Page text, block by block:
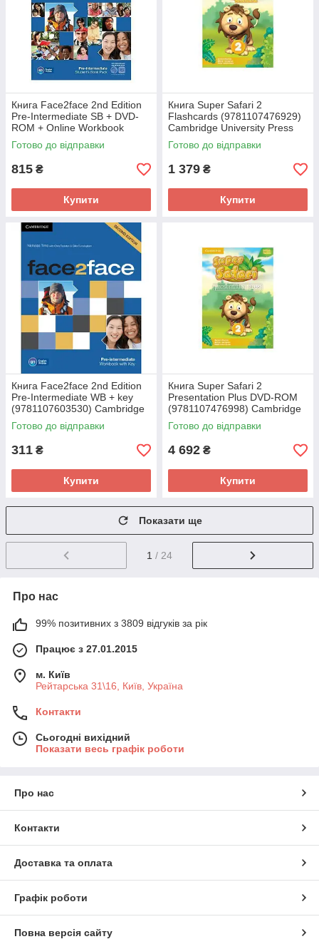
Книга Face2face 2nd Edition
Pre-Intermediate SB + DVD-
ROM + Online Workbook
(9781139566582) Cambridge
University Press
Готово до відправки
815 ₴
Купити
Книга Super Safari 2
Flashcards (9781107476929)
Cambridge University Press
Готово до відправки
1 379 ₴
Купити
Книга Face2face 2nd Edition
Pre-Intermediate WB + key
(9781107603530) Cambridge
University Press
Готово до відправки
311 ₴
Купити
Книга Super Safari 2
Presentation Plus DVD-ROM
(9781107476998) Cambridge
University Press
Готово до відправки
4 692 ₴
Купити
Показати ще
1 / 24
Про нас
99% позитивних з 3809 відгуків за рік
Працює з 27.01.2015
м. Київ
Рейтарська 31\16, Київ, Україна
Контакти
Сьогодні вихідний
Показати весь графік роботи
Про нас
Контакти
Доставка та оплата
Графік роботи
Повна версія сайту